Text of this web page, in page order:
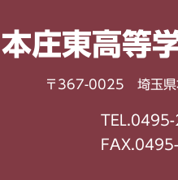
本庄東高等
〒367-0025 埼玉県